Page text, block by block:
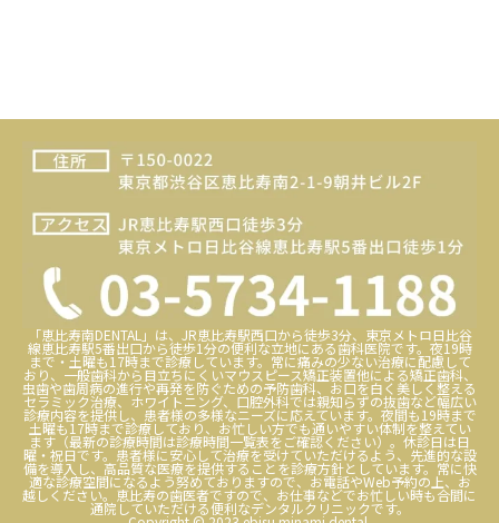
「恵比寿南DENTAL」は、JR恵比寿駅西口から徒歩3分、東京メトロ日比谷
線恵比寿駅5番出口から徒歩1分の便利な立地にある歯科医院です。夜19時
まで・土曜も17時まで診療しています。常に痛みの少ない治療に配慮して
おり、一般歯科から目立ちにくいマウスピース矯正装置他による矯正歯科、
虫歯や歯周病の進行や再発を防ぐための予防歯科、お口を白く美しく整える
セラミック治療、ホワイトニング、口腔外科では親知らずの抜歯など幅広い
診療内容を提供し、患者様の多様なニーズに応えています。夜間も19時まで
土曜も17時まで診療しており、お忙しい方でも通いやすい体制を整えてい
ます（最新の診療時間は診療時間一覧表をご確認ください）。休診日は日
曜・祝日です。患者様に安心して治療を受けていただけるよう、先進的な設
備を導入し、高品質な医療を提供することを診療方針としています。常に快
適な診療空間になるよう努めておりますので、お電話やWeb予約の上、お
越しください。恵比寿の歯医者ですので、お仕事などでお忙しい時も合間に
通院していただける便利なデンタルクリニックです。